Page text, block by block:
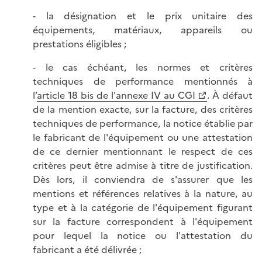
- la désignation et le prix unitaire des
équipements, matériaux, appareils ou
prestations éligibles ;
- le cas échéant, les normes et critères
techniques de performance mentionnés à
l’article 18 bis de l'annexe IV au CGI
. À défaut
de la mention exacte, sur la facture, des critères
techniques de performance, la notice établie par
le fabricant de l'équipement ou une attestation
de ce dernier mentionnant le respect de ces
critères peut être admise à titre de justification.
Dès lors, il conviendra de s'assurer que les
mentions et références relatives à la nature, au
type et à la catégorie de l'équipement figurant
sur la facture correspondent à l'équipement
pour lequel la notice ou l'attestation du
fabricant a été délivrée ;